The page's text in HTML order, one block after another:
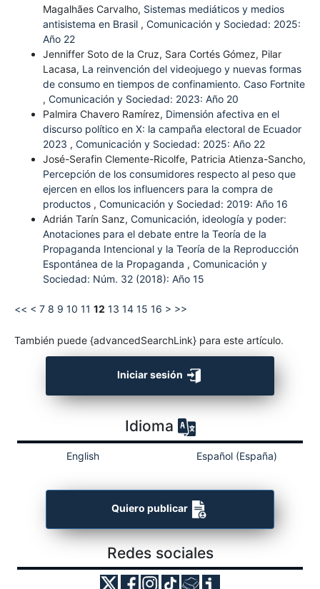
Magalhães Carvalho, Sistemas mediáticos y medios
antisistema en Brasil , Comunicación y Sociedad: 2025:
Año 22
Jenniffer Soto de la Cruz, Sara Cortés Gómez, Pilar
Lacasa, La reinvención del videojuego y nuevas formas
de consumo en tiempos de confinamiento. Caso Fortnite
, Comunicación y Sociedad: 2023: Año 20
Palmira Chavero Ramírez, Dimensión afectiva en el
discurso político en X: la campaña electoral de Ecuador
2023 , Comunicación y Sociedad: 2025: Año 22
José-Serafin Clemente-Ricolfe, Patricia Atienza-Sancho,
Percepción de los consumidores respecto al peso que
ejercen en ellos los influencers para la compra de
productos , Comunicación y Sociedad: 2019: Año 16
Adrián Tarín Sanz, Comunicación, ideología y poder:
Anotaciones para el debate entre la Teoría de la
Propaganda Intencional y la Teoría de la Reproducción
Espontánea de la Propaganda , Comunicación y
Sociedad: Núm. 32 (2018): Año 15
<< < 7 8 9 10 11 12 13 14 15 16 > >>
También puede {advancedSearchLink} para este artículo.
Iniciar sesión
Idioma
English Español (España)
Quiero publicar
Redes sociales